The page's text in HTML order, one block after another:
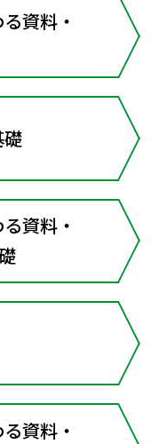
資料・
資料・
資料・